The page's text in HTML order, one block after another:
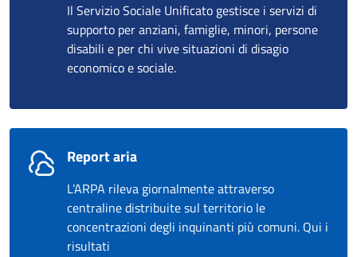
Il Servizio Sociale Unificato gestisce i servizi di
supporto per anziani, famiglie, minori, persone
disabili e per chi vive situazioni di disagio
economico e sociale.
Report aria
L’ARPA rileva giornalmente attraverso
centraline distribuite sul territorio le
concentrazioni degli inquinanti più comuni. Qui i
risultati